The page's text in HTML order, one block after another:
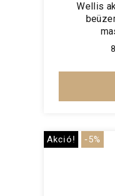
Wellis
Akció! -5%